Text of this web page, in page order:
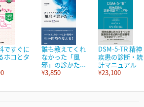
ですぐに
ホコとタ
誰も教えてくれ
なかった「風
邪」の診かた...
¥3,850
DSM-5-TR 精神
疾患の診断・統
計マニュアル
¥23,100